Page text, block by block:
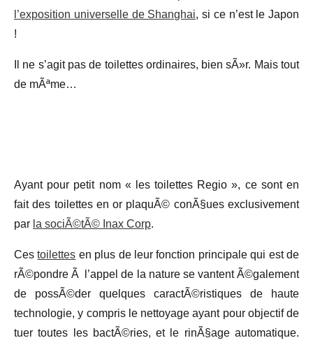
l’exposition universelle de Shanghai, si ce n’est le Japon
!
Il ne s’agit pas de toilettes ordinaires, bien sÃ»r. Mais tout
de mÃªme…
Ayant pour petit nom « les toilettes Regio », ce sont en
fait des toilettes en or plaquÃ© conÃ§ues exclusivement
par la sociÃ©tÃ© Inax Corp.
Cestoilettes en plus de leur fonction principale qui est de
rÃ©pondre Ã l’appel de la nature se vantent Ã©galement
de possÃ©der quelques caractÃ©ristiques de haute
technologie, y compris le nettoyage ayant pour objectif de
tuer toutes les bactÃ©ries, et le rinÃ§age automatique.